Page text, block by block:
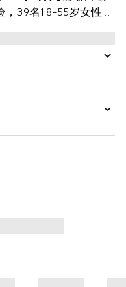
39名18-55岁女性受
光妆效。这款粉底液
（*黑玫瑰油指配方中